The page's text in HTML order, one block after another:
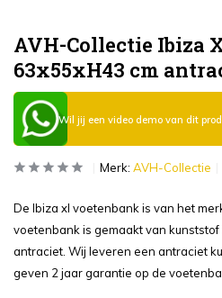
AVH-Collectie Ibiza
63x55xH43 cm
Wil jij een video demo van dit
Merk: AVH-Collectie
De Ibiza xl voetenbank is van het
voetenbank is gemaakt van
antraciet. Wij leveren een antraciet
geven 2 jaar garantie op de